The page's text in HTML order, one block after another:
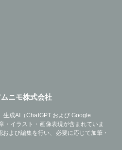
ムニモ株式会社
生成AI（ChatGPT および Google
・イラスト・画像表現が含まれていま
よび編集を行い、必要に応じて加筆・